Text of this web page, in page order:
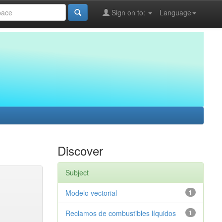
Language
Sign on to:
Discover
Subject
1
Modelo vectorial
1
Reclamos de combustibles líquidos